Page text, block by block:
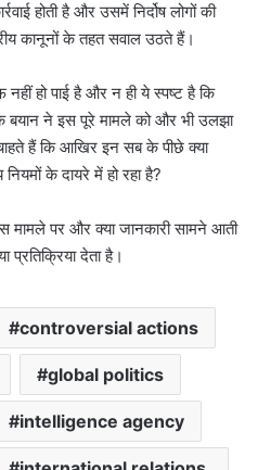
होती है और उसमें निर्दोष लोगों की
कानूनों के तहत सवाल उठते हैं।
हो पाई है और न ही ये स्पष्ट है कि
बयान ने इस पूरे मामले को और भी उलझा
हैं कि आखिर इन सब के पीछे क्या
के दायरे में हो रहा है?
मामले पर और क्या जानकारी सामने आती
प्रतिक्रिया देता है।
controversial actions
global politics
intelligence agency